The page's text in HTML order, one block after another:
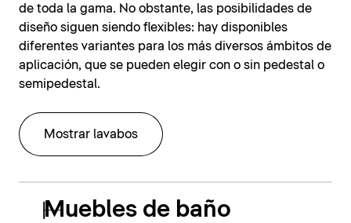
de toda la gama. No obstante, las posibilidades de
diseño siguen siendo flexibles: hay disponibles
diferentes variantes para los más diversos ámbitos de
aplicación, que se pueden elegir con o sin pedestal o
semipedestal.
Mostrar lavabos
Muebles de baño